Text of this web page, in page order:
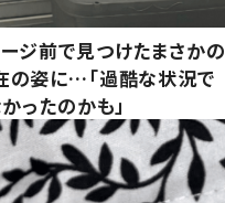
ジ前で見つけたまさかの
姿に…「過酷な状況で
ったのかも」